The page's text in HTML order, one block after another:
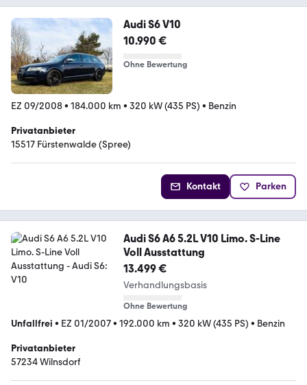
Audi S6 V10
10.990 €
Ohne Bewertung
EZ 09/2008• 184.000 km • 320 kW (435 PS) • Benzin
Privatanbieter
15517 Fürstenwalde (Spree)
Kontakt Parken
Audi S6 A6 5.2L V10 Limo. S-Line
Voll Ausstattung
13.499 €
Verhandlungsbasis
Ohne Bewertung
Unfallfrei • EZ 01/2007• 192.000 km • 320 kW (435 PS) • Benzin
Privatanbieter
57234 Wilnsdorf